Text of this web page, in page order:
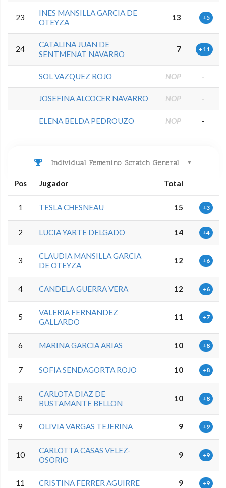
23
INES MANSILLA GARCIA DE
OTEYZA
13 +5
24
CATALINA JUAN DE
SENTMENAT NAVARRO
7 +11
SOL VAZQUEZ ROJO NOP -
JOSEFINA ALCOCER NAVARRO NOP -
ELENA BELDA PEDROUZO NOP -
Individual Femenino Scratch General
Pos Jugador Total
1 TESLA CHESNEAU 15 +3
2 LUCIA YARTE DELGADO 14 +4
3
CLAUDIA MANSILLA GARCIA
DE OTEYZA
12 +6
4 CANDELA GUERRA VERA 12 +6
5
VALERIA FERNANDEZ
GALLARDO
11 +7
6 MARINA GARCIA ARIAS 10 +8
7 SOFIA SENDAGORTA ROJO 10 +8
8
CARLOTA DIAZ DE
BUSTAMANTE BELLON
10 +8
9 OLIVIA VARGAS TEJERINA 9 +9
10
CARLOTTA CASAS VELEZ-
OSORIO
9 +9
11 CRISTINA FERRER AGUIRRE 9 +9